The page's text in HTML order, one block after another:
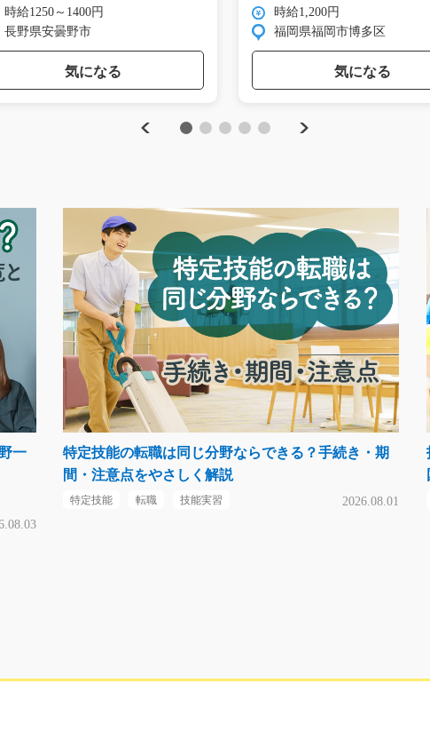
Previous
時給1250～1400円
長野県安曇野市
気になる
時給1,200円
福岡県福岡市博多区
気になる
Next
一
特定技能の転職は同じ分野ならできる？手続き・期
間・注意点をやさしく解説
特定技能 転職 技能実習 2026.08.01